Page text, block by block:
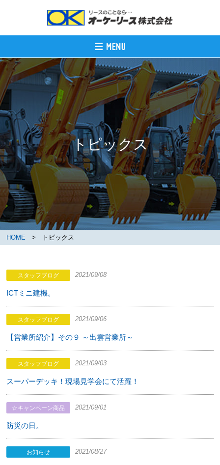
トピックス
HOME > トピックス
スタッフブログ 2021/09/08
ICTミニ建機。
スタッフブログ 2021/09/06
【営業所紹介】その９ ～出雲営業所～
スタッフブログ 2021/09/03
スーパーデッキ！現場見学会にて活躍！
☆キャンペーン商品 2021/09/01
防災の日。
お知らせ 2021/08/27